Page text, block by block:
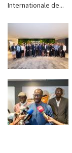
Internationale de...